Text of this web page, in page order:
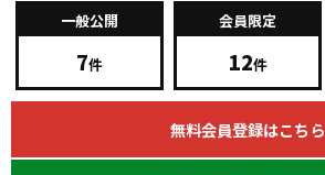
一般公開
7件
会員限定
12件
無料会員登録はこちら